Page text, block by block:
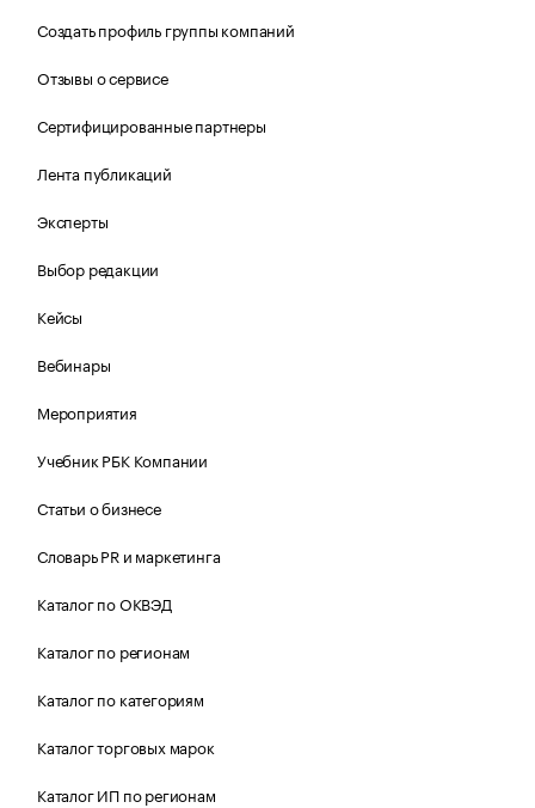
Создать профиль группы компаний
Отзывы о сервисе
Сертифицированные партнеры
Лента публикаций
Эксперты
Выбор редакции
Кейсы
Вебинары
Мероприятия
Учебник РБК Компании
Статьи о бизнесе
Словарь PR и маркетинга
Каталог по ОКВЭД
Каталог по регионам
Каталог по категориям
Каталог торговых марок
Каталог ИП по регионам